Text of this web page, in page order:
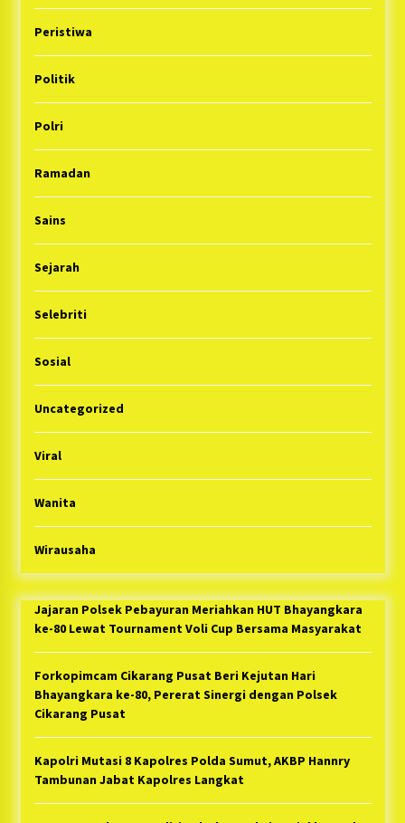
Peristiwa
Politik
Polri
Ramadan
Sains
Sejarah
Selebriti
Sosial
Uncategorized
Viral
Wanita
Wirausaha
Jajaran Polsek Pebayuran Meriahkan HUT Bhayangkara
ke-80 Lewat Tournament Voli Cup Bersama Masyarakat
Forkopimcam Cikarang Pusat Beri Kejutan Hari
Bhayangkara ke-80, Pererat Sinergi dengan Polsek
Cikarang Pusat
Kapolri Mutasi 8 Kapolres Polda Sumut, AKBP Hannry
Tambunan Jabat Kapolres Langkat